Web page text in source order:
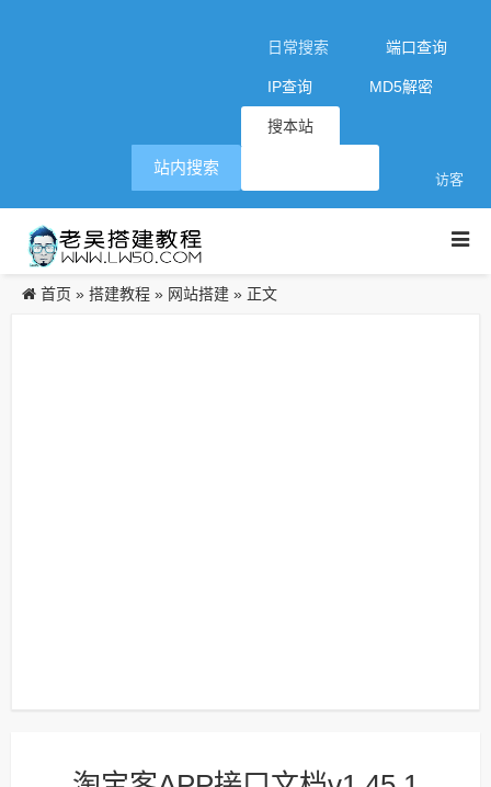
日常搜索 端口查询
IP查询 MD5解密
搜本站
访客
站内搜索
首页 » 搭建教程 » 网站搭建 » 正文